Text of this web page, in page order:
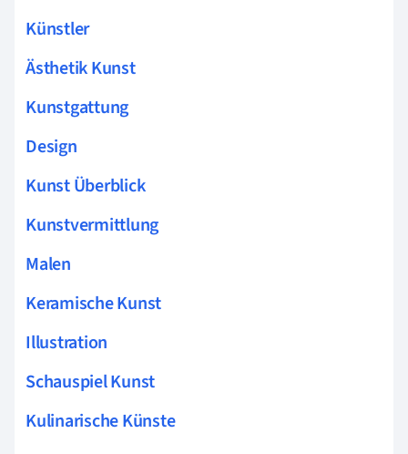
Künstler
Ästhetik Kunst
Kunstgattung
Design
Kunst Überblick
Kunstvermittlung
Malen
Keramische Kunst
Illustration
Schauspiel Kunst
Kulinarische Künste